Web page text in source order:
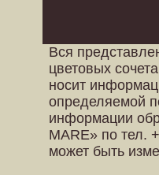
Вся
цветовых
носит
определяемой
информации
MARE» по тел.
может быть